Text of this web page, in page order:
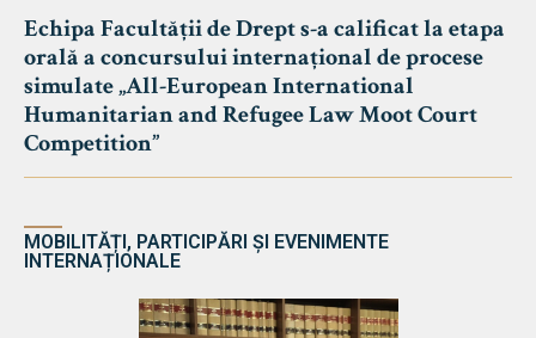
Echipa Facultății de Drept s-a calificat la etapa
orală a concursului internațional de procese
simulate „All-European International
Humanitarian and Refugee Law Moot Court
Competition”
MOBILITĂȚI, PARTICIPĂRI ȘI EVENIMENTE
INTERNAȚIONALE